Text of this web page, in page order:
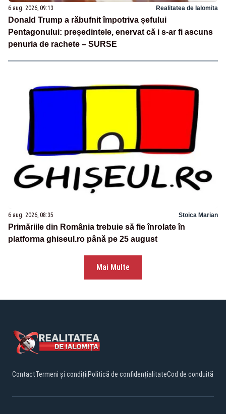
6 aug. 2026, 09:13 Realitatea de Ialomita
Donald Trump a răbufnit împotriva șefului
Pentagonului: președintele, enervat că i s-ar fi ascuns
penuria de rachete – SURSE
6 aug. 2026, 08:35 Stoica Marian
Primăriile din România trebuie să fie înrolate în
platforma ghiseul.ro până pe 25 august
Mai Multe
ContactTermeni și condițiiPolitică de confidențialitateCod de conduită